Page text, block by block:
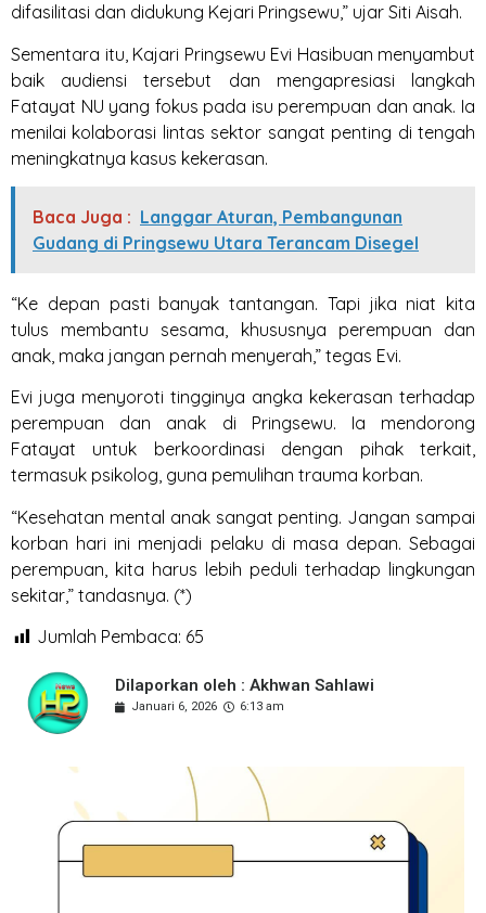
difasilitasi dan didukung Kejari Pringsewu,” ujar Siti Aisah.
Sementara itu, Kajari Pringsewu Evi Hasibuan menyambut
baik audiensi tersebut dan mengapresiasi langkah
Fatayat NU yang fokus pada isu perempuan dan anak. Ia
menilai kolaborasi lintas sektor sangat penting di tengah
meningkatnya kasus kekerasan.
Baca Juga : Langgar Aturan, Pembangunan
Gudang di Pringsewu Utara Terancam Disegel
“Ke depan pasti banyak tantangan. Tapi jika niat kita
tulus membantu sesama, khususnya perempuan dan
anak, maka jangan pernah menyerah,” tegas Evi.
Evi juga menyoroti tingginya angka kekerasan terhadap
perempuan dan anak di Pringsewu. Ia mendorong
Fatayat untuk berkoordinasi dengan pihak terkait,
termasuk psikolog, guna pemulihan trauma korban.
“Kesehatan mental anak sangat penting. Jangan sampai
korban hari ini menjadi pelaku di masa depan. Sebagai
perempuan, kita harus lebih peduli terhadap lingkungan
sekitar,” tandasnya. (*)
Jumlah Pembaca: 65
Dilaporkan oleh : Akhwan Sahlawi
Januari 6, 2026 6:13 am